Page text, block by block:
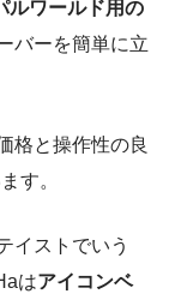
ルワールド用の
バーを簡単に立
格と操作性の良
す。
イストでいう
はアイコンベ